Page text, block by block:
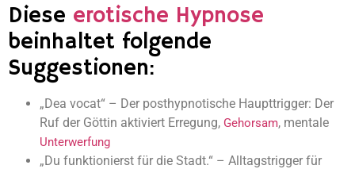
Diese erotische Hypnose
beinhaltet folgende
Suggestionen:
„Dea vocat“ – Der posthypnotische Haupttrigger: Der
Ruf der Göttin aktiviert Erregung, Gehorsam, mentale
Unterwerfung
„Du funktionierst für die Stadt.“ – Alltagstrigger für